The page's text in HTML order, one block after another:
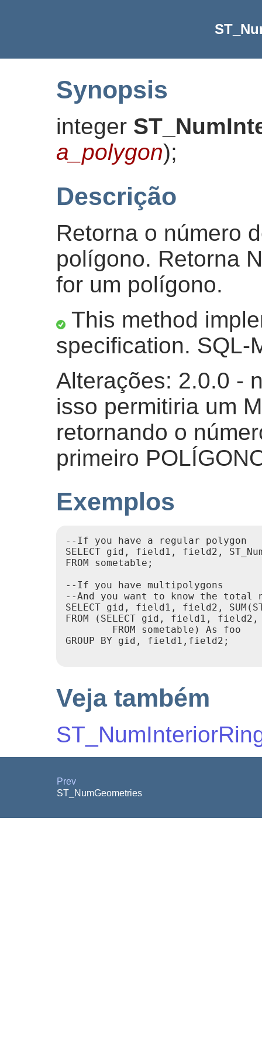
Synopsis
integer
a_polygon);
Descrição
Retorna o número
polígono. Retorna
for um polígono.
This method
specification. SQL-
Alterações: 2.0.0 -
isso permitiria um
retornando o
primeiro
Exemplos
--If you have a regular polygon
SELECT gid, field1, field2,
FROM sometable;
--If you have multipolygons
--And you want to know the total
SELECT gid, field1, field2,
FROM (SELECT gid, field1, field2,
        FROM sometable) As foo
GROUP BY gid, field1,field2;
Veja também
Prev
ST_NumGeometries